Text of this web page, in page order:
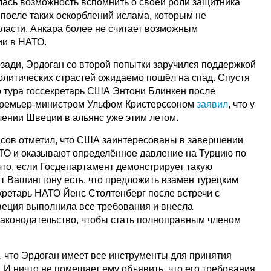
возможность вспомнить о своей роли защитника
таких оскорблений ислама, которым не
Анкара более не считает возможным
в НАТО.
Эрдоган со второй попытки заручился поддержкой
страстей ожидаемо пошёл на спад. Спустя
тура госсекретарь США Энтони Блинкен после
министром Ульфом Кристерссономзаявил, что у
Швеции в альянс уже этим летом.
отметил, что США заинтересованы в завершении
и оказывают определённое давление на Турцию по
если Госдепартамент демонстрирует такую
Вашингтону есть, что предложить взамен турецким
НАТО Йенс Столтенберг после встречи с
выполнила все требования и внесла
чтобы стать полноправным членом
Эрдоган имеет все инструменты для принятия
ничто не помешает ему объявить, что его требования